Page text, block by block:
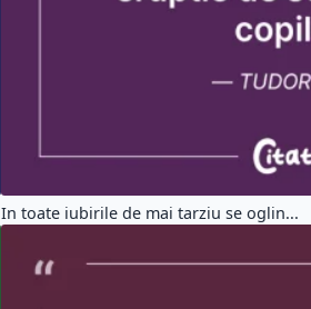
In toate iubirile de mai tarziu se oglin...